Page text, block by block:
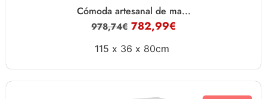
Cómoda artesanal de ma...
978,74€ 782,99€
115 x 36 x 80cm